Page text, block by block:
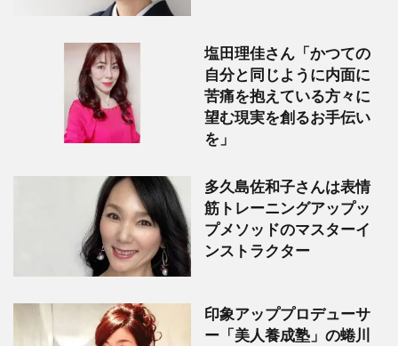
塩田理佳さん「かつての
自分と同じように内面に
苦痛を抱えている方々に
望む現実を創るお手伝い
を」
多久島佐和子さんは表情
筋トレーニングアップッ
プメソッドのマスターイ
ンストラクター
印象アッププロデューサ
ー「美人養成塾」の蜷川